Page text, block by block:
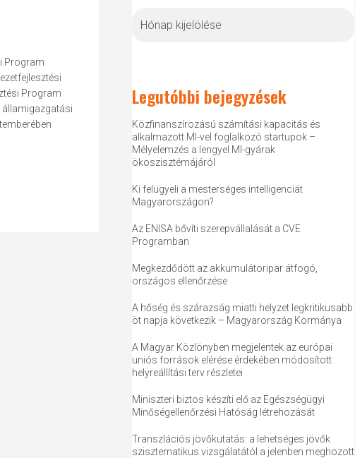
Program
Program
államigazgatási
Legutóbbi bejegyzések
Közfinanszírozású számítási kapacitás és
alkalmazott MI-vel foglalkozó startupok –
Mélyelemzés a lengyel MI-gyárak
ökoszisztémájáról
Ki felügyeli a mesterséges intelligenciát
Magyarországon?
Az ENISA bővíti szerepvállalását a CVE
Programban
Megkezdődött az akkumulátoripar átfogó,
országos ellenőrzése
A hőség és szárazság miatti helyzet legkritikusabb
öt napja következik – Magyarország Kormánya
A Magyar Közlönyben megjelentek az európai
uniós források elérése érdekében módosított
helyreállítási terv részletei
Miniszteri biztos készíti elő az Egészségügyi
Minőségellenőrzési Hatóság létrehozását
Transzlációs jövőkutatás: a lehetséges jövők
szisztematikus vizsgálatától a jelenben meghozott